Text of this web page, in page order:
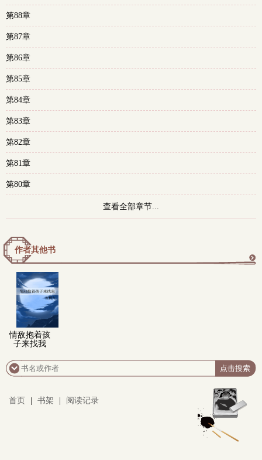
第88章
第87章
第86章
第85章
第84章
第83章
第82章
第81章
第80章
查看全部章节...
作者其他书
情敌抱着孩
子来找我
首页 书架 阅读记录